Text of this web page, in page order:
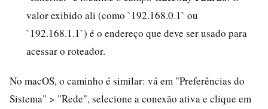
valor exibido ali (como `192.168.0.1` ou
`192.168.1.1`) é o endereço que deve ser usado para
acessar o roteador.
No macOS, o caminho é similar: vá em "Preferências do
Sistema" > "Rede", selecione a conexão ativa e clique em